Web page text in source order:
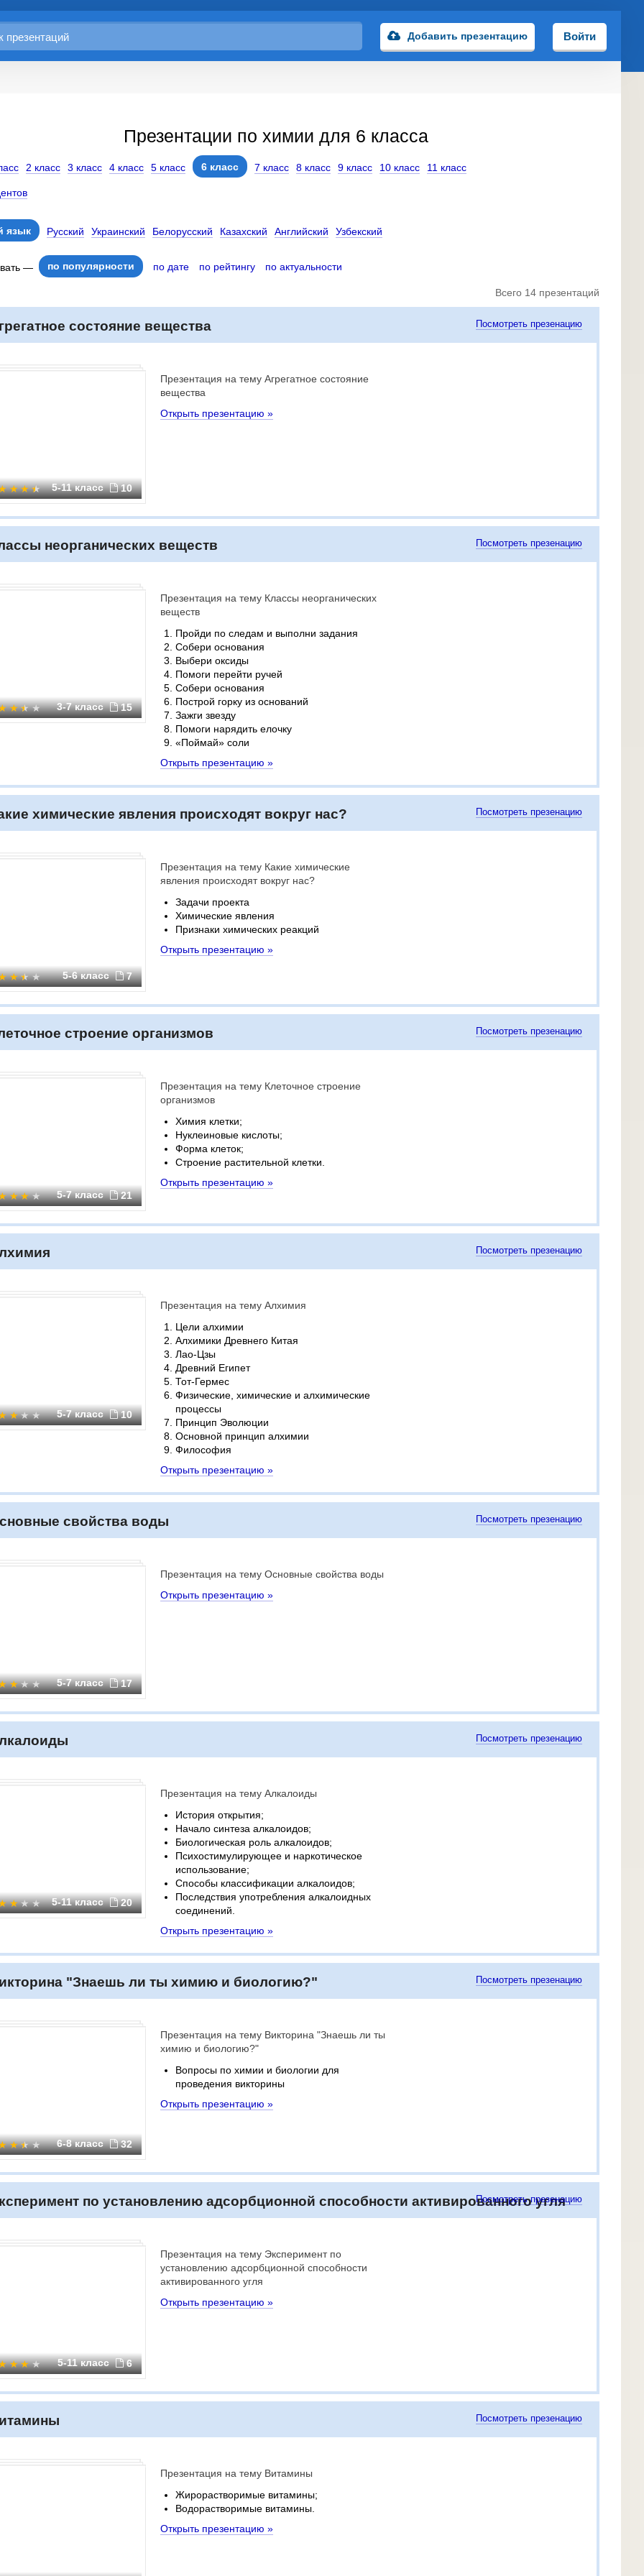
Добавить презентацию Войти
Презентации по химии для 6 класса
2 класс 3 класс 4 класс 5 класс 6 класс 7 класс 8 класс 9 класс 10 класс 11 класс
язык Русский Украинский Белорусский Казахский Английский Узбекский
— по популярности по дате по рейтингу по актуальности
Всего 14 презентаций
состояние вещества Посмотреть презенацию
5-11 класс 10
Презентация на тему Агрегатное состояние
вещества
Открыть презентацию »
неорганических веществ Посмотреть презенацию
3-7 класс 15
Презентация на тему Классы неорганических
веществ
Пройди по следам и выполни задания
Собери основания
Выбери оксиды
Помоги перейти ручей
Собери основания
Построй горку из оснований
Зажги звезду
Помоги нарядить елочку
«Поймай» соли
Открыть презентацию »
химические явления происходят вокруг нас? Посмотреть презенацию
5-6 класс 7
Презентация на тему Какие химические
явления происходят вокруг нас?
Задачи проекта
Химические явления
Признаки химических реакций
Открыть презентацию »
строение организмов Посмотреть презенацию
5-7 класс 21
Презентация на тему Клеточное строение
организмов
Химия клетки;
Нуклеиновые кислоты;
Форма клеток;
Строение растительной клетки.
Открыть презентацию »
Посмотреть презенацию
5-7 класс 10
Презентация на тему Алхимия
Цели алхимии
Алхимики Древнего Китая
Лао-Цзы
Древний Египет
Тот-Гермес
Физические, химические и алхимические
процессы
Принцип Эволюции
Основной принцип алхимии
Философия
Открыть презентацию »
свойства воды Посмотреть презенацию
5-7 класс 17
Презентация на тему Основные свойства воды
Открыть презентацию »
Посмотреть презенацию
5-11 класс 20
Презентация на тему Алкалоиды
История открытия;
Начало синтеза алкалоидов;
Биологическая роль алкалоидов;
Психостимулирующее и наркотическое
использование;
Способы классификации алкалоидов;
Последствия употребления алкалоидных
соединений.
Открыть презентацию »
"Знаешь ли ты химию и биологию?" Посмотреть презенацию
6-8 класс 32
Презентация на тему Викторина "Знаешь ли ты
химию и биологию?"
Вопросы по химии и биологии для
проведения викторины
Открыть презентацию »
по установлению адсорбционной способности активированного угля
Посмотреть презенацию
5-11 класс 6
Презентация на тему Эксперимент по
установлению адсорбционной способности
активированного угля
Открыть презентацию »
Посмотреть презенацию
Презентация на тему Витамины
Жирорастворимые витамины;
Водорастворимые витамины.
Открыть презентацию »